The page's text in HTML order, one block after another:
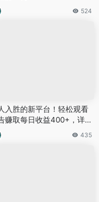
524
入胜的新平台！轻松观看
赚取每日收益400+，详细
助力小白快速上手
435